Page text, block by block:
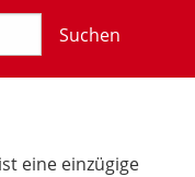
Suchen
eine einzügige